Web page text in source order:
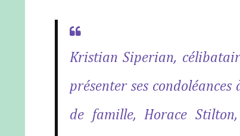
Kristian Siperian,
présenter ses
de famille, Horace